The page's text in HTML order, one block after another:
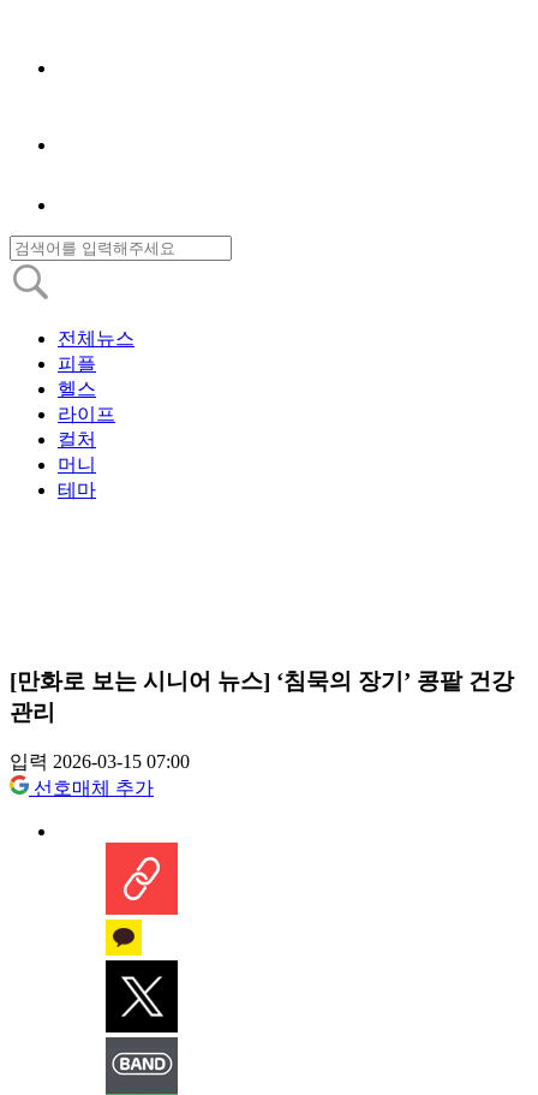
전체뉴스
피플
헬스
라이프
컬처
머니
테마
[만화로 보는 시니어 뉴스] ‘침묵의 장기’ 콩팥 건강
관리
입력 2026-03-15 07:00
선호매체 추가